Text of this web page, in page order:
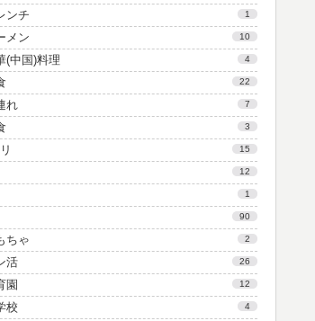
ンチ 1
メン 10
(中国)料理 4
22
れ 7
3
15
12
1
90
ちゃ 2
活 26
園 12
校 4